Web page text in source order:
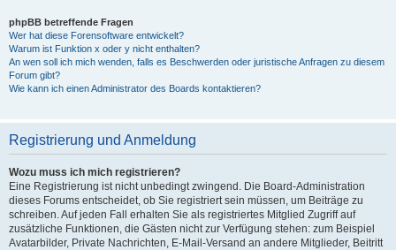
phpBB betreffende Fragen
Wer hat diese Forensoftware entwickelt?
Warum ist Funktion x oder y nicht enthalten?
An wen soll ich mich wenden, falls es Beschwerden oder juristische Anfragen zu diesem
Forum gibt?
Wie kann ich einen Administrator des Boards kontaktieren?
Registrierung und Anmeldung
Wozu muss ich mich registrieren?
Eine Registrierung ist nicht unbedingt zwingend. Die Board-Administration
dieses Forums entscheidet, ob Sie registriert sein müssen, um Beiträge zu
schreiben. Auf jeden Fall erhalten Sie als registriertes Mitglied Zugriff auf
zusätzliche Funktionen, die Gästen nicht zur Verfügung stehen: zum Beispiel
Avatarbilder, Private Nachrichten, E-Mail-Versand an andere Mitglieder, Beitritt